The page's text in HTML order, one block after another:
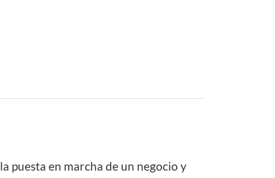
puesta en marcha de un negocio y